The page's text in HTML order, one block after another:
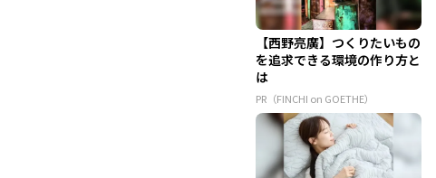
【西野亮廣】つくりたいもの
を追求できる環境の作り方と
は
PR（FINCHI on GOETHE）